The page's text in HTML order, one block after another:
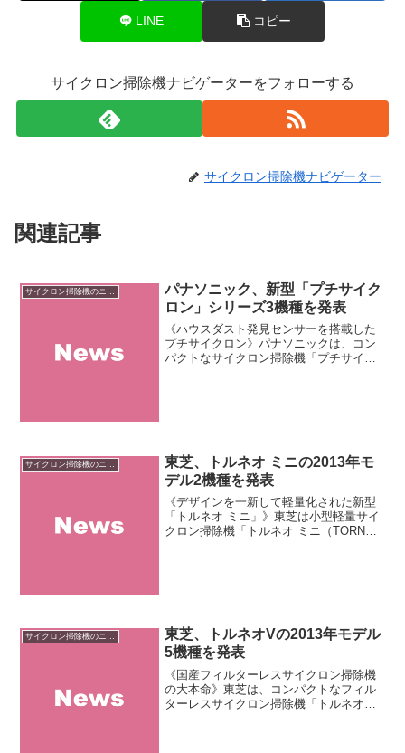
LINE コピー
サイクロン掃除機ナビゲーターをフォローする
サイクロン掃除機ナビゲーター
関連記事
パナソニック、新型「プチサイク
ロン」シリーズ3機種を発表
《ハウスダスト発見センサーを搭載した
プチサイクロン》パナソニックは、コン
パクトなサイクロン掃除機「プチサイク
東芝、トルネオ ミニの2013年モ
デル2機種を発表
《デザインを一新して軽量化された新型
「トルネオ ミニ」》東芝は小型軽量サイ
クロン掃除機「トルネオ ミニ（TORNEO
サイクロン掃除機のニュース
東芝、トルネオVの2013年モデル
5機種を発表
《国産フィルターレスサイクロン掃除機
の大本命》東芝は、コンパクトなフィル
ターレスサイクロン掃除機「トルネオ